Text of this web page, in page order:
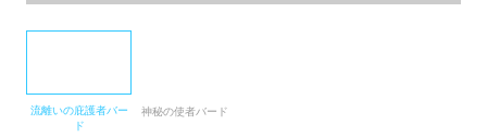
流離いの庇護者バー
ド
神秘の使者バード